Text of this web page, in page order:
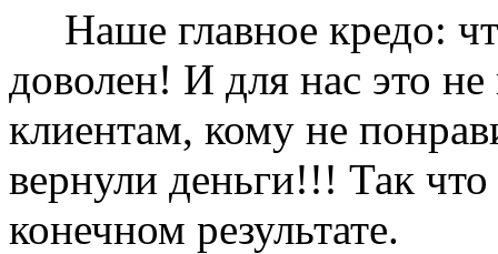
Наше главное кредо:
доволен! И для нас это
клиентам, кому не
вернули деньги!!! Так
конечном результате.